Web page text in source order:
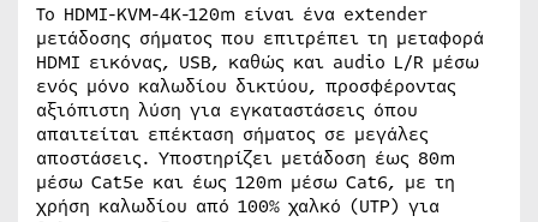
Το HDMI-KVM-4K-120m είναι ένα extender
μετάδοσης σήματος που επιτρέπει τη μεταφορά
HDMI εικόνας, USB, καθώς και audio L/R μέσω
ενός μόνο καλωδίου δικτύου, προσφέροντας
αξιόπιστη λύση για εγκαταστάσεις όπου
απαιτείται επέκταση σήματος σε μεγάλες
αποστάσεις. Υποστηρίζει μετάδοση έως 80m
μέσω Cat5e και έως 120m μέσω Cat6, με τη
χρήση καλωδίου από 100% χαλκό (UTP) για